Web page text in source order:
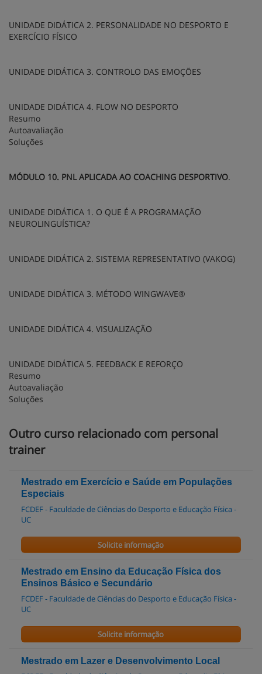
UNIDADE DIDÁTICA 2. PERSONALIDADE NO DESPORTO E
EXERCÍCIO FÍSICO
UNIDADE DIDÁTICA 3. CONTROLO DAS EMOÇÕES
UNIDADE DIDÁTICA 4. FLOW NO DESPORTO
Resumo
Autoavaliação
Soluções
MÓDULO 10. PNL APLICADA AO COACHING DESPORTIVO.
UNIDADE DIDÁTICA 1. O QUE É A PROGRAMAÇÃO
NEUROLINGUÍSTICA?
UNIDADE DIDÁTICA 2. SISTEMA REPRESENTATIVO (VAKOG)
UNIDADE DIDÁTICA 3. MÉTODO WINGWAVE®
UNIDADE DIDÁTICA 4. VISUALIZAÇÃO
UNIDADE DIDÁTICA 5. FEEDBACK E REFORÇO
Resumo
Autoavaliação
Soluções
Outro curso relacionado com personal
trainer
Mestrado em Exercício e Saúde em Populações
Especiais
FCDEF - Faculdade de Ciências do Desporto e Educação Física -
UC
Solicite informação
Mestrado em Ensino da Educação Física dos
Ensinos Básico e Secundário
FCDEF - Faculdade de Ciências do Desporto e Educação Física -
UC
Solicite informação
Mestrado em Lazer e Desenvolvimento Local